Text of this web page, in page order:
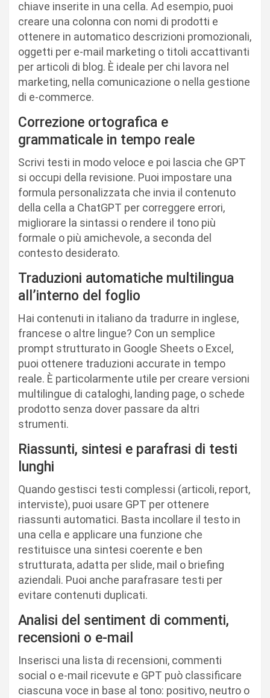
chiave inserite in una cella. Ad esempio, puoi
creare una colonna con nomi di prodotti e
ottenere in automatico descrizioni promozionali,
oggetti per e-mail marketing o titoli accattivanti
per articoli di blog. È ideale per chi lavora nel
marketing, nella comunicazione o nella gestione
di e-commerce.
Correzione ortografica e
grammaticale in tempo reale
Scrivi testi in modo veloce e poi lascia che GPT
si occupi della revisione. Puoi impostare una
formula personalizzata che invia il contenuto
della cella a ChatGPT per correggere errori,
migliorare la sintassi o rendere il tono più
formale o più amichevole, a seconda del
contesto desiderato.
Traduzioni automatiche multilingua
all’interno del foglio
Hai contenuti in italiano da tradurre in inglese,
francese o altre lingue? Con un semplice
prompt strutturato in Google Sheets o Excel,
puoi ottenere traduzioni accurate in tempo
reale. È particolarmente utile per creare versioni
multilingue di cataloghi, landing page, o schede
prodotto senza dover passare da altri
strumenti.
Riassunti, sintesi e parafrasi di testi
lunghi
Quando gestisci testi complessi (articoli, report,
interviste), puoi usare GPT per ottenere
riassunti automatici. Basta incollare il testo in
una cella e applicare una funzione che
restituisce una sintesi coerente e ben
strutturata, adatta per slide, mail o briefing
aziendali. Puoi anche parafrasare testi per
evitare contenuti duplicati.
Analisi del sentiment di commenti,
recensioni o e-mail
Inserisci una lista di recensioni, commenti
social o e-mail ricevute e GPT può classificare
ciascuna voce in base al tono: positivo, neutro o